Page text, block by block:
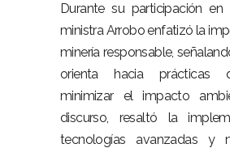
Durante su participación
ministra Arrobo enfatizó la
minería responsable,
orienta hacia prácticas
minimizar el impacto
discurso, resaltó la
tecnologías avanzadas y